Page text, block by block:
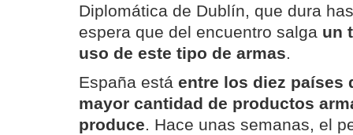
Diplomática de Dublín, que dura
espera que del encuentro salga un
uso de este tipo de armas.
España está entre los diez países
mayor cantidad de productos
produce. Hace unas semanas, el